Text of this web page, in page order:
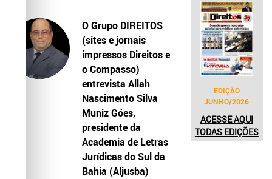
O Grupo DIREITOS
(sites e jornais
impressos Direitos e
o Compasso)
entrevista Allah
Nascimento Silva
Muniz Góes,
presidente da
Academia de Letras
Jurídicas do Sul da
Bahia (Aljusba)
EDIÇÃO
JUNHO/2026
ACESSE AQUI
TODAS EDIÇÕES